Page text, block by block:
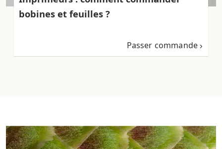
bobines et feuilles ?
Passer commande